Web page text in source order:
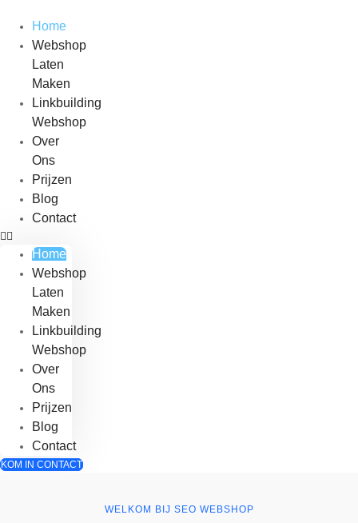
content
Home
Webshop
Laten
Maken
Linkbuilding
Webshop
Over
Ons
Prijzen
Blog
Contact
Home
Webshop
Laten
Maken
Linkbuilding
Webshop
Over
Ons
Prijzen
Blog
Contact
KOM IN CONTACT
WELKOM BIJ SEO WEBSHOP